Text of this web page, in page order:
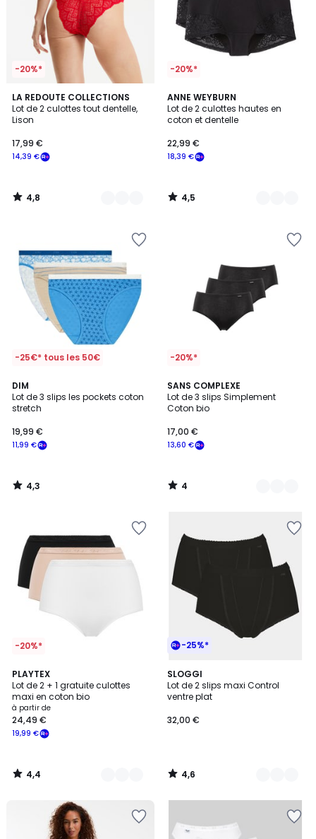
-20%*
LA REDOUTE COLLECTIONS
Lot de 2 culottes tout dentelle,
Lison
14,39 €
17,99 €
4,8
/ 5
4
Couleurs
4,8
/
-20%*
ANNE WEYBURN
Lot de 2 culottes hautes en
coton et dentelle
18,39 €
22,99 €
4,5
/ 5
2
Couleurs
4,5
/
-25€* tous les 50€
DIM
Lot de 3 slips les pockets coton
stretch
11,99 €
19,99 €
4,3
/ 5
4,3
/
-20%*
SANS COMPLEXE
Lot de 3 slips Simplement
Coton bio
13,60 €
17,00 €
4
/
5
4
Couleurs
4
/
-20%*
PLAYTEX
Lot de 2 + 1 gratuite culottes
maxi en coton bio
à partir de
19,99 €
24,49 €
4,4
/ 5
3
Couleurs
4,4
/
-25%*
SLOGGI
Lot de 2 slips maxi Control
ventre plat
32,00 €
4,6
/ 5
2
Couleurs
4,6
/